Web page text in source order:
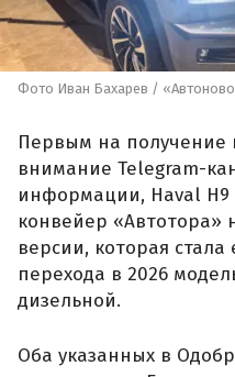
Фото Иван Бахарев /
Первым на получение
внимание Telegram-
информации, Haval H9
конвейер «Автотора»
версии, которая
перехода в 2026
дизельной.
Оба указанных в